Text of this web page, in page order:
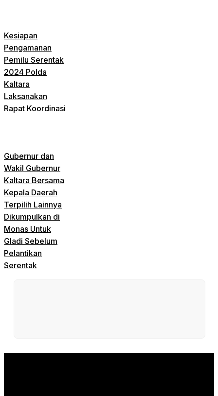
Kesiapan
Pengamanan
Pemilu Serentak
2024 Polda
Kaltara
Laksanakan
Rapat Koordinasi
Gubernur dan
Wakil Gubernur
Kaltara Bersama
Kepala Daerah
Terpilih Lainnya
Dikumpulkan di
Monas Untuk
Gladi Sebelum
Pelantikan
Serentak